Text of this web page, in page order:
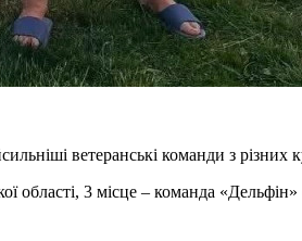
ветеранські команди з різних
області, 3 місце – команда